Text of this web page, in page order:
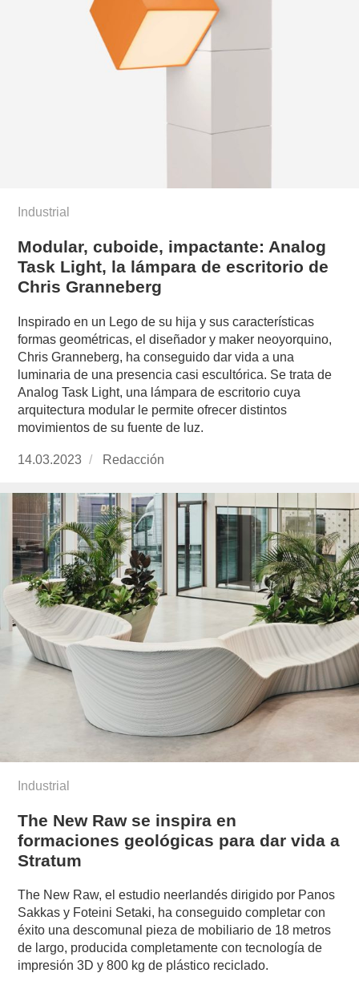
Industrial
Modular, cuboide, impactante: Analog
Task Light, la lámpara de escritorio de
Chris Granneberg
Inspirado en un Lego de su hija y sus características
formas geométricas, el diseñador y maker neoyorquino,
Chris Granneberg, ha conseguido dar vida a una
luminaria de una presencia casi escultórica. Se trata de
Analog Task Light, una lámpara de escritorio cuya
arquitectura modular le permite ofrecer distintos
movimientos de su fuente de luz.
Publicado
14.03.2023 https://www.experimenta.es/author/redaccion/
Redacción
Industrial
The New Raw se inspira en
formaciones geológicas para dar vida a
Stratum
The New Raw, el estudio neerlandés dirigido por Panos
Sakkas y Foteini Setaki, ha conseguido completar con
éxito una descomunal pieza de mobiliario de 18 metros
de largo, producida completamente con tecnología de
impresión 3D y 800 kg de plástico reciclado.